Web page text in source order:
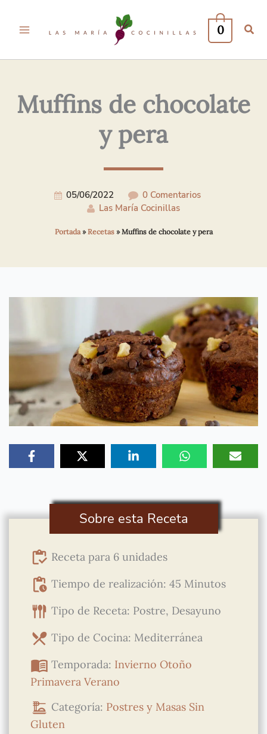
0
Muffins de chocolate
y pera
05/06/2022
0 Comentarios
Las María Cocinillas
Portada»Recetas»Muffins de chocolate y pera
Sobre esta Receta
Receta para 6 unidades
Tiempo de realización: 45 Minutos
Tipo de Receta: Postre, Desayuno
Tipo de Cocina: Mediterránea
Temporada: Invierno Otoño
Primavera Verano
Categoría: Postres y Masas Sin
Gluten
Electrónico*